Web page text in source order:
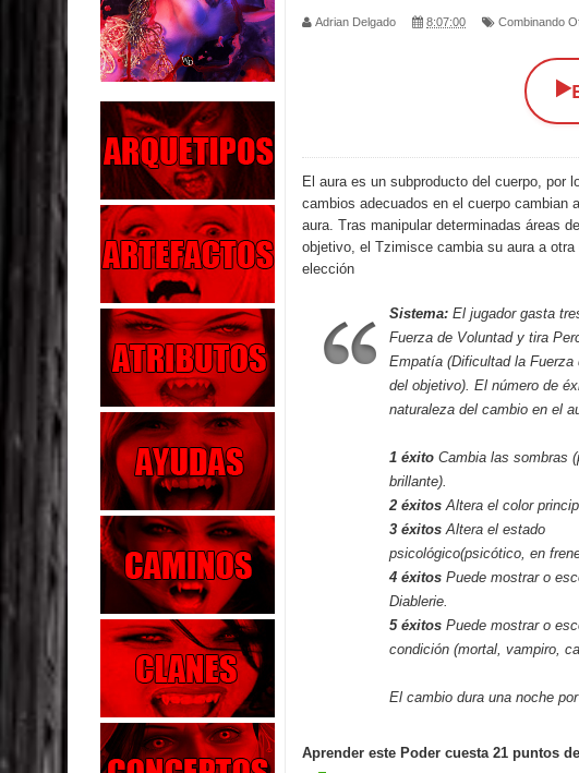
Los Muertos se Levantan (Relato)
Los Monstruos más Buscados
Alma
El Destructor
El Buscador
El Pueblo Protegido
Parte 05: Sitiados
Parte 04: Se Descubre el Pastel
Parte 03: Una Piraña en el Bidé
Adrian Delgado 8:07:00 Combinando
▶️
El aura es un subproducto del cuerpo, por
cambios adecuados en el cuerpo cambian
aura. Tras manipular determinadas áreas
objetivo, el Tzimisce cambia su aura a otra
elección
Sistema: El jugador gasta
Fuerza de Voluntad y tira
Empatía (Dificultad la Fuerza
del objetivo). El número de
naturaleza del cambio en el
1 éxito Cambia las sombras
brillante).
2 éxitos Altera el color
3 éxitosAltera el estado
psicológico(psicótico, en
4 éxitos Puede mostrar o
Diablerie.
5 éxitos Puede mostrar o
condición (mortal, vampiro,
El cambio dura una noche
Aprender este Poder cuesta 21 puntos